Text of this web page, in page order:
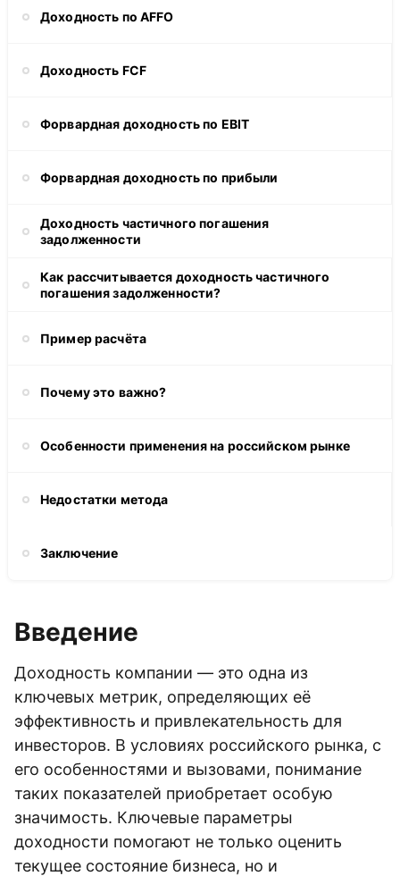
Доходность по AFFO
Доходность FCF
Форвардная доходность по EBIT
Форвардная доходность по прибыли
Доходность частичного погашения
задолженности
Как рассчитывается доходность частичного
погашения задолженности?
Пример расчёта
Почему это важно?
Особенности применения на российском рынке
Недостатки метода
Заключение
Введение
Доходность компании — это одна из
ключевых метрик, определяющих её
эффективность и привлекательность для
инвесторов. В условиях российского рынка, с
его особенностями и вызовами, понимание
таких показателей приобретает особую
значимость. Ключевые параметры
доходности помогают не только оценить
текущее состояние бизнеса, но и